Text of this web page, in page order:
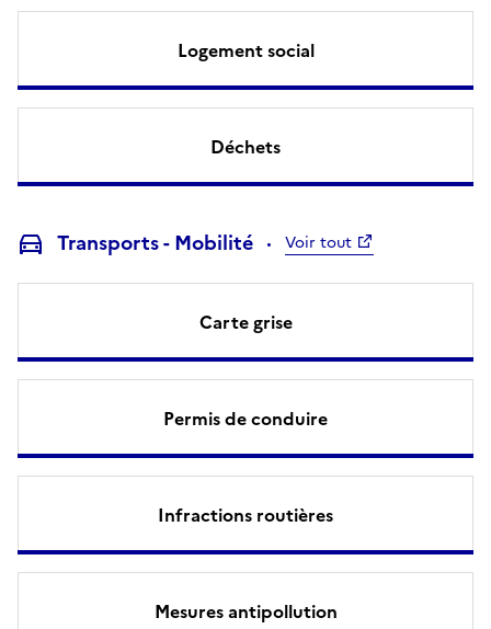
Logement social
Déchets
Transports - Mobilité Voir tout
Carte grise
Permis de conduire
Infractions routières
Mesures antipollution